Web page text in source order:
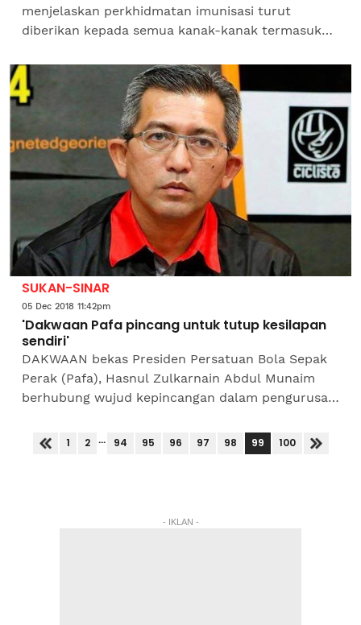
menjelaskan perkhidmatan imunisasi turut
diberikan kepada semua kanak-kanak termasuk
kesihatan di seluruh...
SUKAN-SINAR
05 Dec 2018 11:42pm
'Dakwaan Pafa pincang untuk tutup kesilapan
sendiri'
DAKWAAN bekas Presiden Persatuan Bola Sepak
Perak (Pafa), Hasnul Zulkarnain Abdul Munaim
berhubung wujud kepincangan dalam pengurusan
Dun Perak semalam...
1 2 ... 94 95 96 97 98 99 100
- IKLAN -